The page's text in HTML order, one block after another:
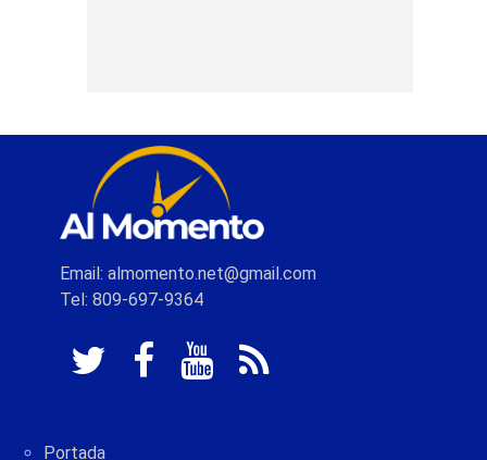
Email: almomento.net@gmail.com
Tel: 809-697-9364
Portada